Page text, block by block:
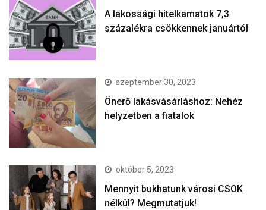
A lakossági hitelkamatok 7,3
százalékra csökkennek januártól
szeptember 30, 2023
Önerő lakásvásárláshoz: Nehéz
helyzetben a fiatalok
október 5, 2023
Mennyit bukhatunk városi CSOK
nélkül? Megmutatjuk!